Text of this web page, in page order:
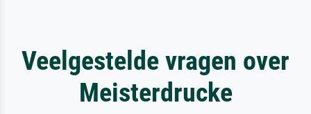
Veelgestelde vragen over
Meisterdrucke